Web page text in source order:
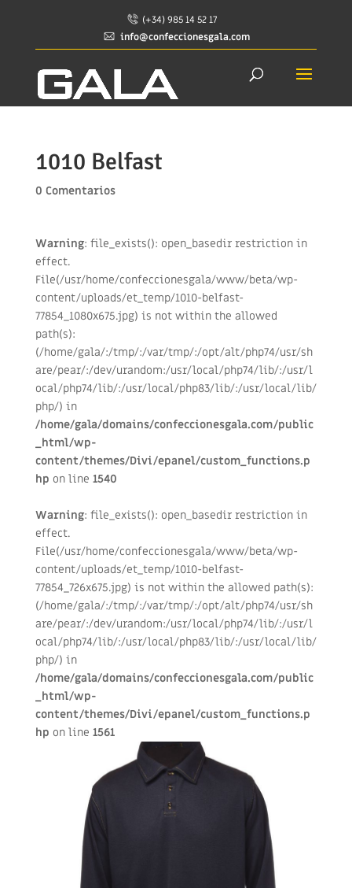
(+34) 985 14 52 17
info@confeccionesgala.com
1010 Belfast
0 Comentarios
Warning: file_exists(): open_basedir restriction in
effect.
File(/usr/home/confeccionesgala/www/beta/wp-
content/uploads/et_temp/1010-belfast-
77854_1080x675.jpg) is not within the allowed
path(s):
(/home/gala/:/tmp/:/var/tmp/:/opt/alt/php74/usr/sh
are/pear/:/dev/urandom:/usr/local/php74/lib/:/usr/l
ocal/php74/lib/:/usr/local/php83/lib/:/usr/local/lib/
php/) in
/home/gala/domains/confeccionesgala.com/public
_html/wp-
content/themes/Divi/epanel/custom_functions.p
hp on line 1540
Warning: file_exists(): open_basedir restriction in
effect.
File(/usr/home/confeccionesgala/www/beta/wp-
content/uploads/et_temp/1010-belfast-
77854_726x675.jpg) is not within the allowed path(s):
(/home/gala/:/tmp/:/var/tmp/:/opt/alt/php74/usr/sh
are/pear/:/dev/urandom:/usr/local/php74/lib/:/usr/l
ocal/php74/lib/:/usr/local/php83/lib/:/usr/local/lib/
php/) in
/home/gala/domains/confeccionesgala.com/public
_html/wp-
content/themes/Divi/epanel/custom_functions.p
hp on line 1561